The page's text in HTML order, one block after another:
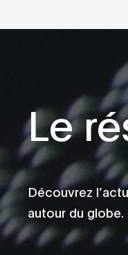
Le
Découvrez
autour du globe.